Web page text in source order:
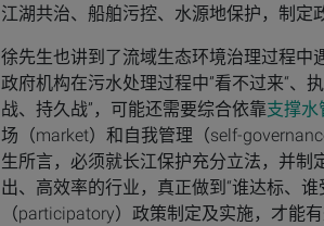
江湖共治、船舶污控、水源地保护，制定
徐先生也讲到了流域生态环境治理过程中
政府机构在污水处理过程中”看不过来“、
战、持久战”，可能还需要综合依靠支撑
场（market）和自我管理（self-
生所言，必须就长江保护充分立法，并
出、高效率的行业，真正做到“谁达标、
（participatory）政策制定及实施，才能